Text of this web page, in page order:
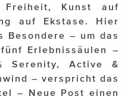
Kunst auf
auf Ekstase. Hier
Besondere – um das
Erlebnissäulen –
Serenity, Active &
– verspricht das
– Neue Post einen